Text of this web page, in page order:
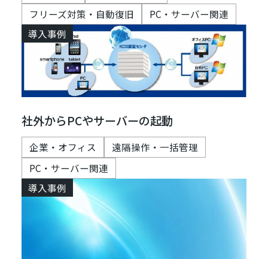
フリーズ対策・自動復旧
PC・サーバー関連
導入事例
社外からPCやサーバーの起動
企業・オフィス
遠隔操作・一括管理
PC・サーバー関連
導入事例